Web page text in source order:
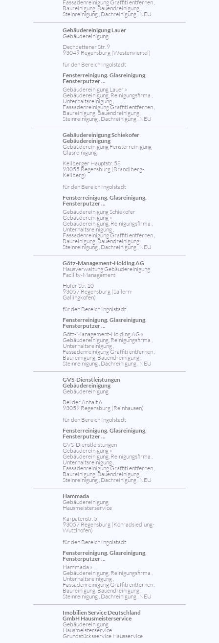
Fassadenreinigung Graffiti entfernen ,
Baureinigung, Bauendreinigung ,
Steinreinigung , Dachreinigung , NEU
Gebäudereinigung Lauer
Gebäudereinigung
Dechbettener Str. 9
93049 Regensburg (Westenviertel)
für den Bereich Ingolstadt
Fensterreinigung. Glasreinigung,
Fensterputzer ...
Gebäudereinigung Lauer »
Gebäudereinigung, Reinigungsfirma ,
Unterhaltsreinigung ,
Fassadenreinigung Graffiti entfernen ,
Baureinigung, Bauendreinigung ,
Steinreinigung , Dachreinigung , NEU
Gebäudereinigung Schiekofer
Gebäudereinigung
Gebäudereinigung Fensterreinigung
Glasreinigung
Keilberger Hauptstr. 58
93055 Regensburg (Brandlberg-
Keilberg)
für den Bereich Ingolstadt
Fensterreinigung. Glasreinigung,
Fensterputzer ...
Gebäudereinigung Schiekofer
Gebäudereinigung »
Gebäudereinigung, Reinigungsfirma ,
Unterhaltsreinigung ,
Fassadenreinigung Graffiti entfernen ,
Baureinigung, Bauendreinigung ,
Steinreinigung , Dachreinigung , NEU
Götz-Management-Holding AG
Hausverwaltung Gebäudereinigung
Facility-Management
Hofer Str. 10
93057 Regensburg (Sallern-
Gallingkofen)
für den Bereich Ingolstadt
Fensterreinigung. Glasreinigung,
Fensterputzer ...
Götz-Management-Holding AG »
Gebäudereinigung, Reinigungsfirma ,
Unterhaltsreinigung ,
Fassadenreinigung Graffiti entfernen ,
Baureinigung, Bauendreinigung ,
Steinreinigung , Dachreinigung , NEU
GVS-Dienstleistungen
Gebäudereinigung
Gebäudereinigung
Bei der Anhalt 6
93059 Regensburg (Reinhausen)
für den Bereich Ingolstadt
Fensterreinigung. Glasreinigung,
Fensterputzer ...
GVS-Dienstleistungen
Gebäudereinigung »
Gebäudereinigung, Reinigungsfirma ,
Unterhaltsreinigung ,
Fassadenreinigung Graffiti entfernen ,
Baureinigung, Bauendreinigung ,
Steinreinigung , Dachreinigung , NEU
Hammada
Gebäudereinigung
Hausmeisterservice
Karpatenstr. 5
93057 Regensburg (Konradsiedlung-
Wutzlhofen)
für den Bereich Ingolstadt
Fensterreinigung. Glasreinigung,
Fensterputzer ...
Hammada »
Gebäudereinigung, Reinigungsfirma ,
Unterhaltsreinigung ,
Fassadenreinigung Graffiti entfernen ,
Baureinigung, Bauendreinigung ,
Steinreinigung , Dachreinigung , NEU
Imobilien Service Deutschland
GmbH Hausmeisterservice
Gebäudereinigung
Hausmeisterservice
Grundstücksservice Hausservice